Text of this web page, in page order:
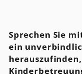
Sprechen Sie
ein